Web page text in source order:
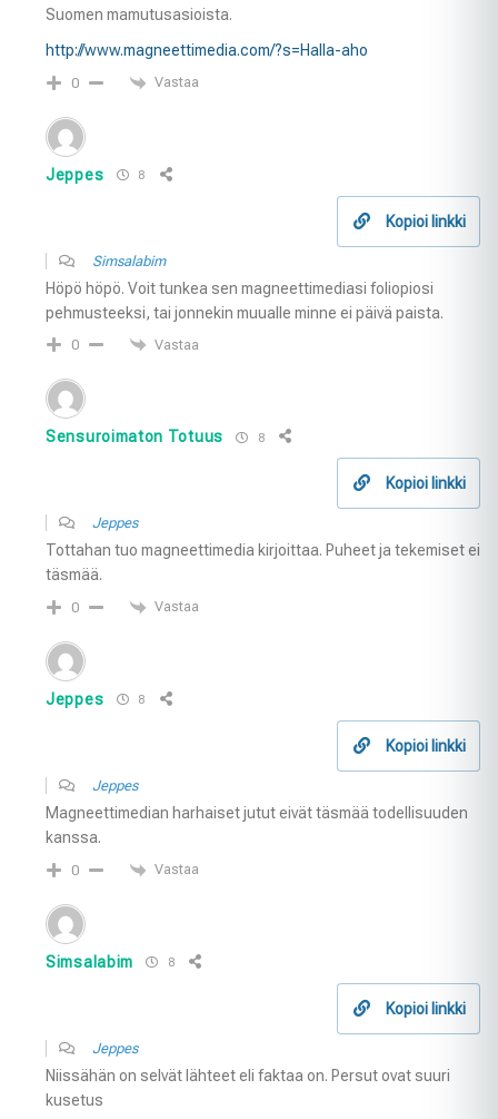
Suomen mamutusasioista.
http://www.magneettimedia.com/?s=Halla-aho
0 Vastaa
Jeppes 8
Kopioi linkki
Simsalabim
Höpö höpö. Voit tunkea sen magneettimediasi foliopiosi
pehmusteeksi, tai jonnekin muualle minne ei päivä paista.
0 Vastaa
Sensuroimaton Totuus 8
Kopioi linkki
Jeppes
Tottahan tuo magneettimedia kirjoittaa. Puheet ja tekemiset ei
täsmää.
0 Vastaa
Jeppes 8
Kopioi linkki
Jeppes
Magneettimedian harhaiset jutut eivät täsmää todellisuuden
kanssa.
0 Vastaa
Simsalabim 8
Kopioi linkki
Jeppes
Niissähän on selvät lähteet eli faktaa on. Persut ovat suuri
kusetus